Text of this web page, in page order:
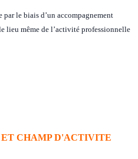
le biais d’un accompagnement
lieu même de l’activité professionnelle
ET CHAMP D'ACTIVITE